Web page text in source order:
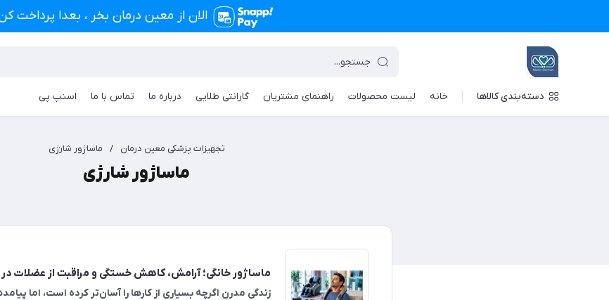
الان از معین درمان بخر ، بعدا پرداخت
دسته‌بندی کالاها خانه لیست محصولات راهنمای مشتریان گارانتی طلایی درباره ما تماس با ما اسنپ پی
تجهیزات پزشکی معین درمان / ماساژور شارژی
ماساژور شارژی
ماساژور خانگی؛ آرامش، کاهش خستگی و مراقبت از عضلات در
زندگی مدرن اگرچه بسیاری از کارها را آسان‌تر کرده است، اما